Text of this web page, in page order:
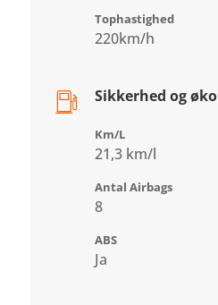
Tophastighed
220km/h
Sikkerhed og
Km/L
21,3 km/l
Antal Airbags
8
ABS
Ja